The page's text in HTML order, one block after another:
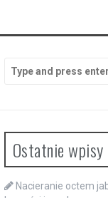
for:
Ostatnie wpisy
Nacieranie octem